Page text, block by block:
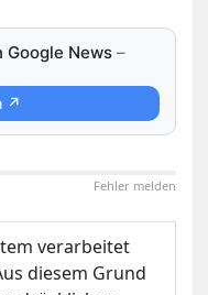
Google News –
↗
Fehler melden
verarbeitet
diesem Grund